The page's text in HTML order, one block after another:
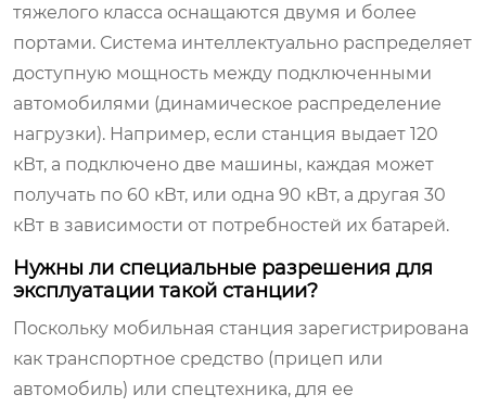
тяжелого класса оснащаются двумя и более
портами. Система интеллектуально распределяет
доступную мощность между подключенными
автомобилями (динамическое распределение
нагрузки). Например, если станция выдает 120
кВт, а подключено две машины, каждая может
получать по 60 кВт, или одна 90 кВт, а другая 30
кВт в зависимости от потребностей их батарей.
Нужны ли специальные разрешения для
эксплуатации такой станции?
Поскольку мобильная станция зарегистрирована
как транспортное средство (прицеп или
автомобиль) или спецтехника, для ее